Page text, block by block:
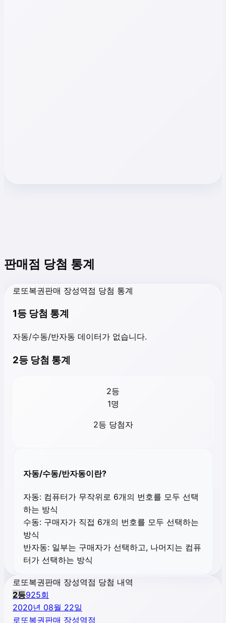
판매점 당첨 통계
로또복권판매 장성역점 당첨 통계
1등 당첨 통계
자동/수동/반자동 데이터가 없습니다.
2등 당첨 통계
2등
1명
2등 당첨자
자동/수동/반자동이란?
자동: 컴퓨터가 무작위로 6개의 번호를 모두 선택
하는 방식
수동: 구매자가 직접 6개의 번호를 모두 선택하는
방식
반자동: 일부는 구매자가 선택하고, 나머지는 컴퓨
터가 선택하는 방식
로또복권판매 장성역점 당첨 내역
2등925회
2020년 08월 22일
로또복권판매 장성역점